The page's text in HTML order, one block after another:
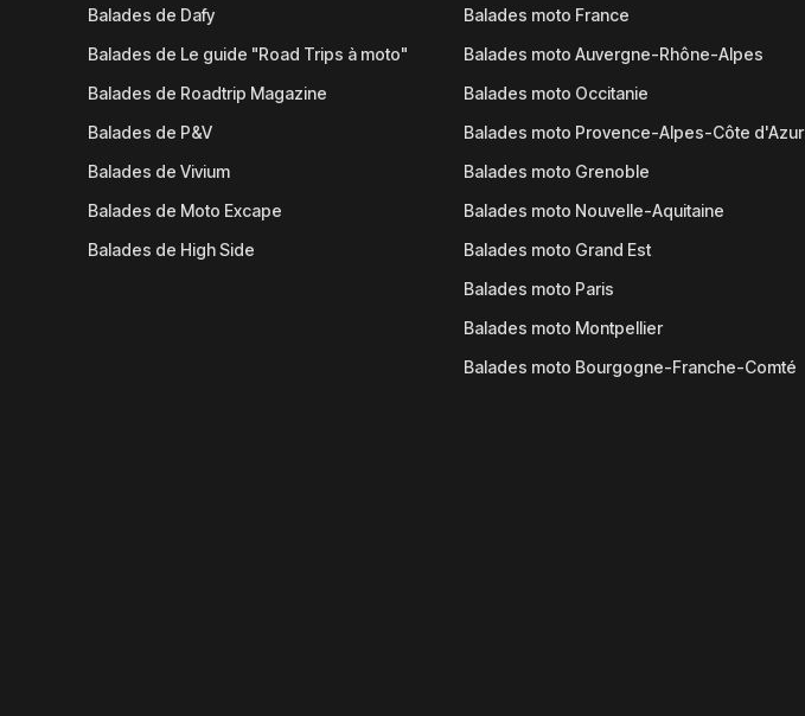
Balades de Dafy
Balades de Le guide "Road Trips à moto"
Balades de Roadtrip Magazine
Balades de P&V
Balades de Vivium
Balades de Moto Excape
Balades de High Side
Balades moto France
Balades moto Auvergne-Rhône-Alpes
Balades moto Occitanie
Balades moto Provence-Alpes-Côte d'Azur
Balades moto Grenoble
Balades moto Nouvelle-Aquitaine
Balades moto Grand Est
Balades moto Paris
Balades moto Montpellier
Balades moto Bourgogne-Franche-Comté